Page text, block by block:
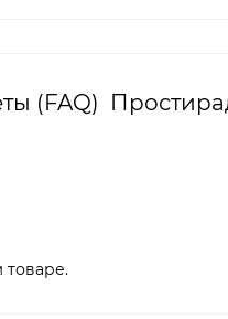
(FAQ)
товаре.